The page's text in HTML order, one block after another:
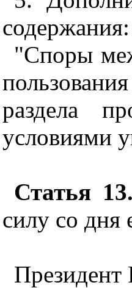
содержания:
"Споры
раздела
условиями
Статья 13.
силу со дня
Президент